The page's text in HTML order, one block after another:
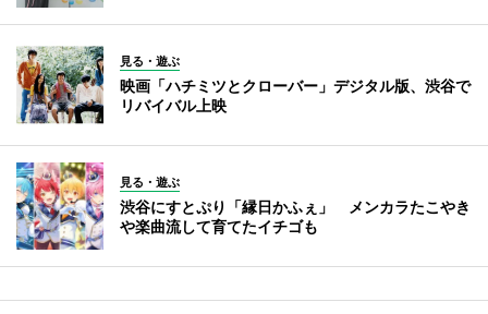
見る・遊ぶ
映画「ハチミツとクローバー」デジタル版、渋谷で
リバイバル上映
見る・遊ぶ
渋谷にすとぷり「縁日かふぇ」 メンカラたこやき
や楽曲流して育てたイチゴも